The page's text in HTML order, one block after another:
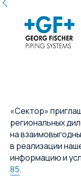
«Сектор»
региональных
на
в реализации
информацию и
85.